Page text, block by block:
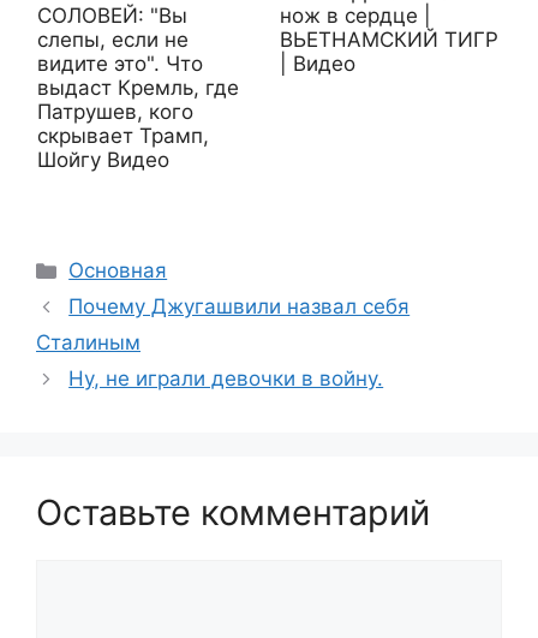
СОЛОВЕЙ: "Вы
слепы, если не
видите это". Что
выдаст Кремль, где
Патрушев, кого
скрывает Трамп,
Шойгу Видео
нож в сердце |
ВЬЕТНАМСКИЙ ТИГР
| Видео
Рубрики
Основная
Почему Джугашвили назвал себя
Сталиным
Ну, не играли девочки в войну.
Оставьте комментарий